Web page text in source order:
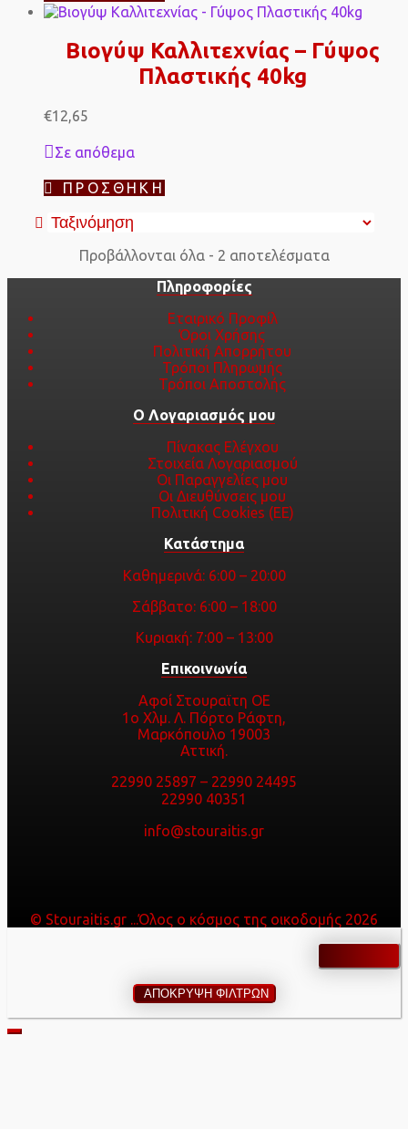
Βιογύψ Καλλιτεχνίας – Γύψος
Πλαστικής 40kg
€12,65
Σε απόθεμα
ΠΡΟΣΘΉΚΗ
Προβάλλονται όλα - 2 αποτελέσματα
Πληροφορίες
Εταιρικό Προφίλ
Όροι Χρήσης
Πολιτική Απορρήτου
Τρόποι Πληρωμής
Τρόποι Αποστολής
Ο Λογαριασμός μου
Πίνακας Ελέγχου
Στοιχεία Λογαριασμού
Οι Παραγγελίες μου
Οι Διευθύνσεις μου
Πολιτική Cookies (ΕΕ)
Κατάστημα
Καθημερινά: 6:00 – 20:00
Σάββατο: 6:00 – 18:00
Κυριακή: 7:00 – 13:00
Επικοινωνία
Αφοί Στουραϊτη ΟΕ
1ο Χλμ. Λ. Πόρτο Ράφτη,
Μαρκόπουλο 19003
Αττική.
22990 25897 – 22990 24495
22990 40351
info@stouraitis.gr
© Stouraitis.gr ...Όλος ο κόσμος της οικοδομής 2026
ΑΠΟΚΡΥΨΗ ΦΙΛΤΡΩΝ